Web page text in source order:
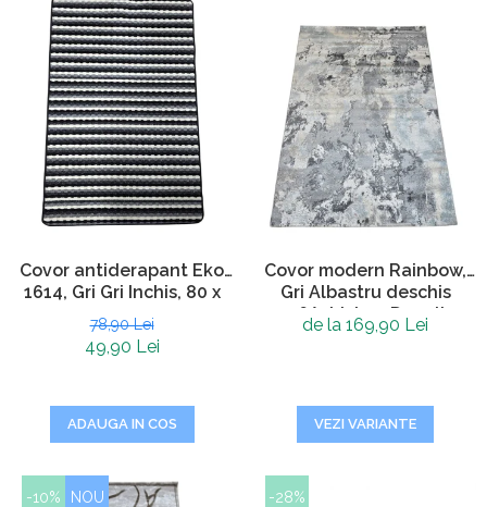
Covor antiderapant Eko
1614, Gri Gri Inchis, 80 x
120 cm
78,90 Lei
49,90 Lei
ADAUGA IN COS
Covor modern Rainbow,
Gri Albastru deschis
0046A, Living, Dormitor,
Hol, 160 x 230 cm
de la 169,90 Lei
VEZI VARIANTE
-10% NOU -28%